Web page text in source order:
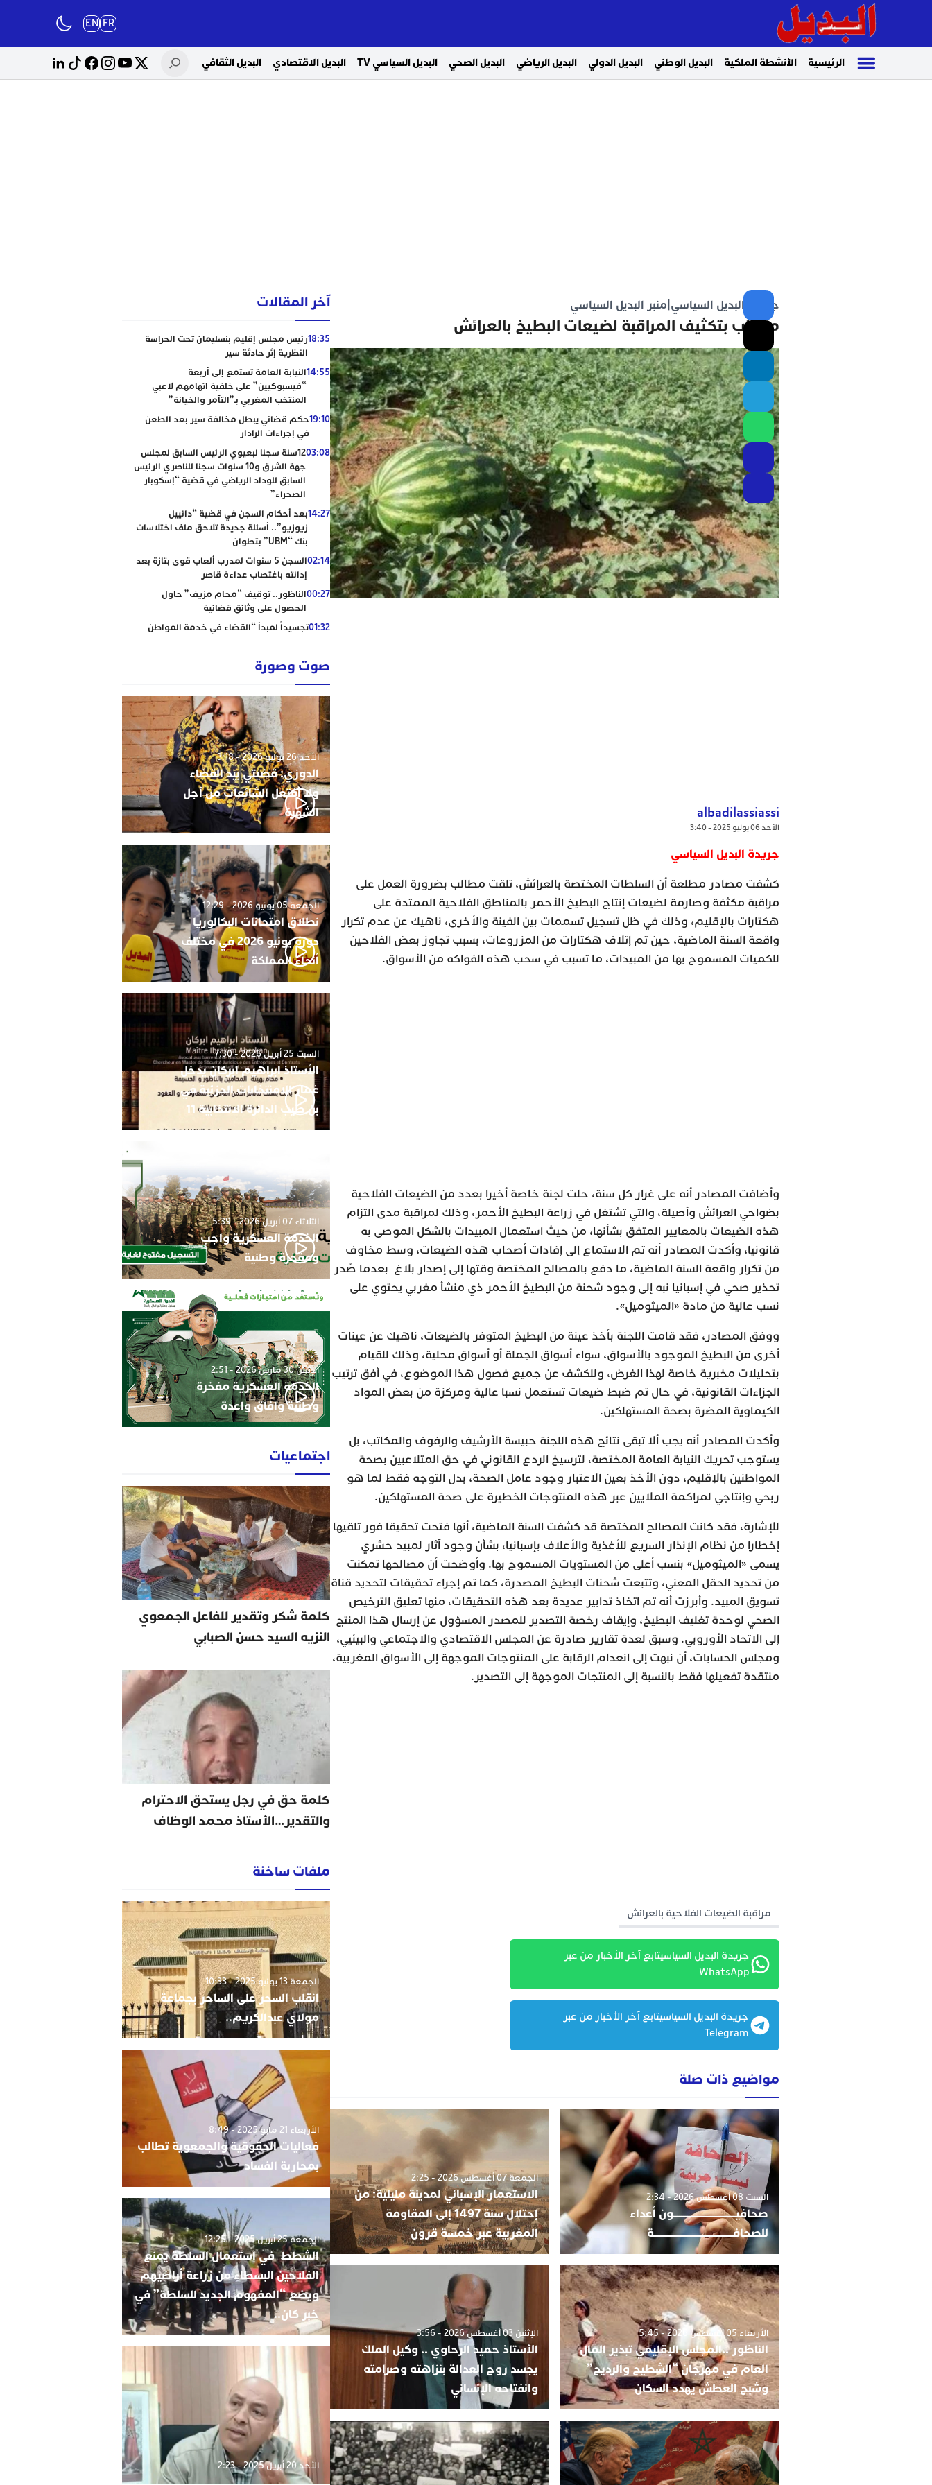
FR
EN
الرئيسية الأنشطة الملكية البديل الوطني البديل الدولي البديل الرياضي البديل الصحي البديل السياسي TV البديل الاقتصادي البديل الثقافي
جريدة البديل السياسي منبر البديل السياسي
مطالب بتكثيف المراقبة لضيعات البطيخ بالعرائش
albadilassiassi
الأحد 06 يوليو 2025 - 3:40
جريدة البديل السياسي
كشفت مصادر مطلعة أن السلطات المختصة بالعرائش، تلقت مطالب بضرورة العمل على
مراقبة مكثفة وصارمة لضيعات إنتاج البطيخ الأحمر بالمناطق الفلاحية الممتدة على
هكتارات بالإقليم، وذلك في ظل تسجيل تسممات بين الفينة والأخرى، ناهيك عن عدم تكرار
واقعة السنة الماضية، حين تم إتلاف هكتارات من المزروعات، بسبب تجاوز بعض الفلاحين
للكميات المسموح بها من المبيدات، ما تسبب في سحب هذه الفواكه من الأسواق.
وأضافت المصادر أنه على غرار كل سنة، حلت لجنة خاصة أخيرا بعدد من الضيعات الفلاحية
بضواحي العرائش وأصيلة، والتي تشتغل في زراعة البطيخ الأحمر، وذلك لمراقبة مدى التزام
هذه الضيعات بالمعايير المتفق بشأنها، من حيث استعمال المبيدات بالشكل الموصى به
قانونيا، وأكدت المصادر أنه تم الاستماع إلى إفادات أصحاب هذه الضيعات، وسط مخاوف
من تكرار واقعة السنة الماضية، ما دفع بالمصالح المختصة وقتها إلى إصدار بلاغ بعدما صُدر
تحذير صحي في إسبانيا نبه إلى وجود شحنة من البطيخ الأحمر ذي منشأ مغربي يحتوي على
نسب عالية من مادة «الميثوميل».
ووفق المصادر، فقد قامت اللجنة بأخذ عينة من البطيخ المتوفر بالضيعات، ناهيك عن عينات
أخرى من البطيخ الموجود بالأسواق، سواء أسواق الجملة أو أسواق محلية، وذلك للقيام
بتحليلات مخبرية خاصة لهذا الغرض، وللكشف عن جميع فصول هذا الموضوع، في أفق ترتيب
الجزاءات القانونية، في حال تم ضبط ضيعات تستعمل نسبا عالية ومركزة من بعض المواد
الكيماوية المضرة بصحة المستهلكين.
وأكدت المصادر أنه يجب ألا تبقى نتائج هذه اللجنة حبيسة الأرشيف والرفوف والمكاتب، بل
يستوجب تحريك النيابة العامة المختصة، لترسيخ الردع القانوني في حق المتلاعبين بصحة
المواطنين بالإقليم، دون الأخذ بعين الاعتبار وجود عامل الصحة، بدل التوجه فقط لما هو
ربحي وإنتاجي لمراكمة الملايين عبر هذه المنتوجات الخطيرة على صحة المستهلكين.
للإشارة، فقد كانت المصالح المختصة قد كشفت السنة الماضية، أنها فتحت تحقيقا فور تلقيها
إخطارا من نظام الإنذار السريع للأغذية والأعلاف بإسبانيا، بشأن وجود آثار لمبيد حشري
يسمى «الميثوميل» بنسب أعلى من المستويات المسموح بها. وأوضحت أن مصالحها تمكنت
من تحديد الحقل المعني، وتتبعت شحنات البطيخ المصدرة، كما تم إجراء تحقيقات لتحديد قناة
تسويق المبيد. وأبرزت أنه تم اتخاذ تدابير عديدة بعد هذه التحقيقات، منها تعليق الترخيص
الصحي لوحدة تغليف البطيخ، وإيقاف رخصة التصدير للمصدر المسؤول عن إرسال هذا المنتج
إلى الاتحاد الأوروبي. وسبق لعدة تقارير صادرة عن المجلس الاقتصادي والاجتماعي والبيئيي،
ومجلس الحسابات، أن نبهت إلى انعدام الرقابة على المنتوجات الموجهة إلى الأسواق المغربية،
منتقدة تفعيلها فقط بالنسبة إلى المنتجات الموجهة إلى التصدير.
مراقبة الضيعات الفلاحية بالعرائش
جريدة البديل السياسيتابع آخر الأخبار من عبر
WhatsApp
جريدة البديل السياسيتابع آخر الأخبار من عبر
Telegram
مواضيع ذات صلة
السبت 08 أغسطس 2026 - 2:34
صحافيــــــــــــــــــــــــــــــون أعداء
للصحافــــــــــــــــــــــــــــــــــــــة
الجمعة 07 أغسطس 2026 - 2:25
الاستعمار الإسباني لمدينة مليلية: من
إحتلال سنة 1497 إلى المقاومة
المغربية عبر خمسة قرون
الأربعاء 05 أغسطس 2026 - 5:45
الناظور ..المجلس الإقليمي تبذير المال
العام في مهرجان “الشطيح والرديح”
وشبح العطش يهدد السكان
الإثنين 03 أغسطس 2026 - 3:56
الأستاذ حميد الرحاوي .. وكيل الملك
يجسد روح العدالة بنزاهته وصرامته
وانفتاحه الإنساني
آخر المقالات
18:35رئيس مجلس إقليم بنسليمان تحت الحراسة
النظرية إثر حادثة سير
14:55النيابة العامة تستمع إلى أربعة
“فيسبوكيين” على خلفية اتهامهم لاعبي
المنتخب المغربي بـ”التآمر والخيانة”
19:10حكم قضائي يبطل مخالفة سير بعد الطعن
في إجراءات الرادار
03:08
12سنة سجنا لبعيوي الرئيس السابق لمجلس
جهة الشرق و10 سنوات سجنا للناصري الرئيس
السابق للوداد الرياضي في قضية “إسكوبار
الصحراء”
14:27بعد أحكام السجن في قضية “دانييل
زيوزيو”.. أسئلة جديدة تلاحق ملف اختلاسات
بنك “UBM” بتطوان
02:14
السجن 5 سنوات لمدرب ألعاب قوى بتازة بعد
إدانته باغتصاب عداءة قاصر
00:27الناظور.. توقيف “محام مزيف” حاول
الحصول على وثائق قضائية
01:32تجسيداً لمبدأ “القضاء في خدمة المواطن
02:13رؤساء ونقباء للمحامين يتضامنون مع الاستاذ
حاجي .
02:13من يحمي وجدة من كارثة عقارية وشيكة؟
أحكام نافذة، رسوم مجمدة، ومشاريع
سكنية مشبوهة تهدد هيبة القانون وأمن
التعمير
صوت وصورة
الأحد 26 يوليو 2026 - 3:18
الدوزي: قضيتي بيد القضاء
ولا أفتعل الشائعات من أجل
الشهرة
الجمعة 05 يونيو 2026 - 12:29
نطلاق امتحانات البكالوريا
دورة يونيو 2026 في مختلف
أنحاء المملكة
السبت 25 أبريل 2026 - 7:30
الأستاذ ابراهيم ابركان يدخل
غمار الامنتخابات الجزئية في
بن طيب الدائرة الانتخابية 11
الثلاثاء 07 أبريل 2026 - 5:39
الخدمة العسكرية واجب
ومفخرة وطنية
الإثنين 30 مارس 2026 - 2:51
الخدمة العسكرية مفخرة
وطنية وافاق واعدة
اجتماعيات
كلمة شكر وتقدير للفاعل الجمعوي
النزيه السيد حسن الصبابي
كلمة حق في رجل يستحق الاحترام
والتقدير…الأستاذ محمد الوظاف
ملفات ساخنة
الجمعة 13 يونيو 2025 - 10:33
انقلب السحر على الساحر بجماعة
مولاي عبدالكريم..
الأربعاء 21 مايو 2025 - 8:49
فعاليات الحقوقية والجمعوية تطالب
بمحاربة الفساد
الجمعة 25 أبريل 2025 - 12:25
الشطط في استعمال السلطة يمنع
الفلاحين البسطاء من زراعة أراضيهم
ويضع “المفهوم الجديد للسلطة” في
خبر كان..
الأحد 20 أبريل 2025 - 2:23